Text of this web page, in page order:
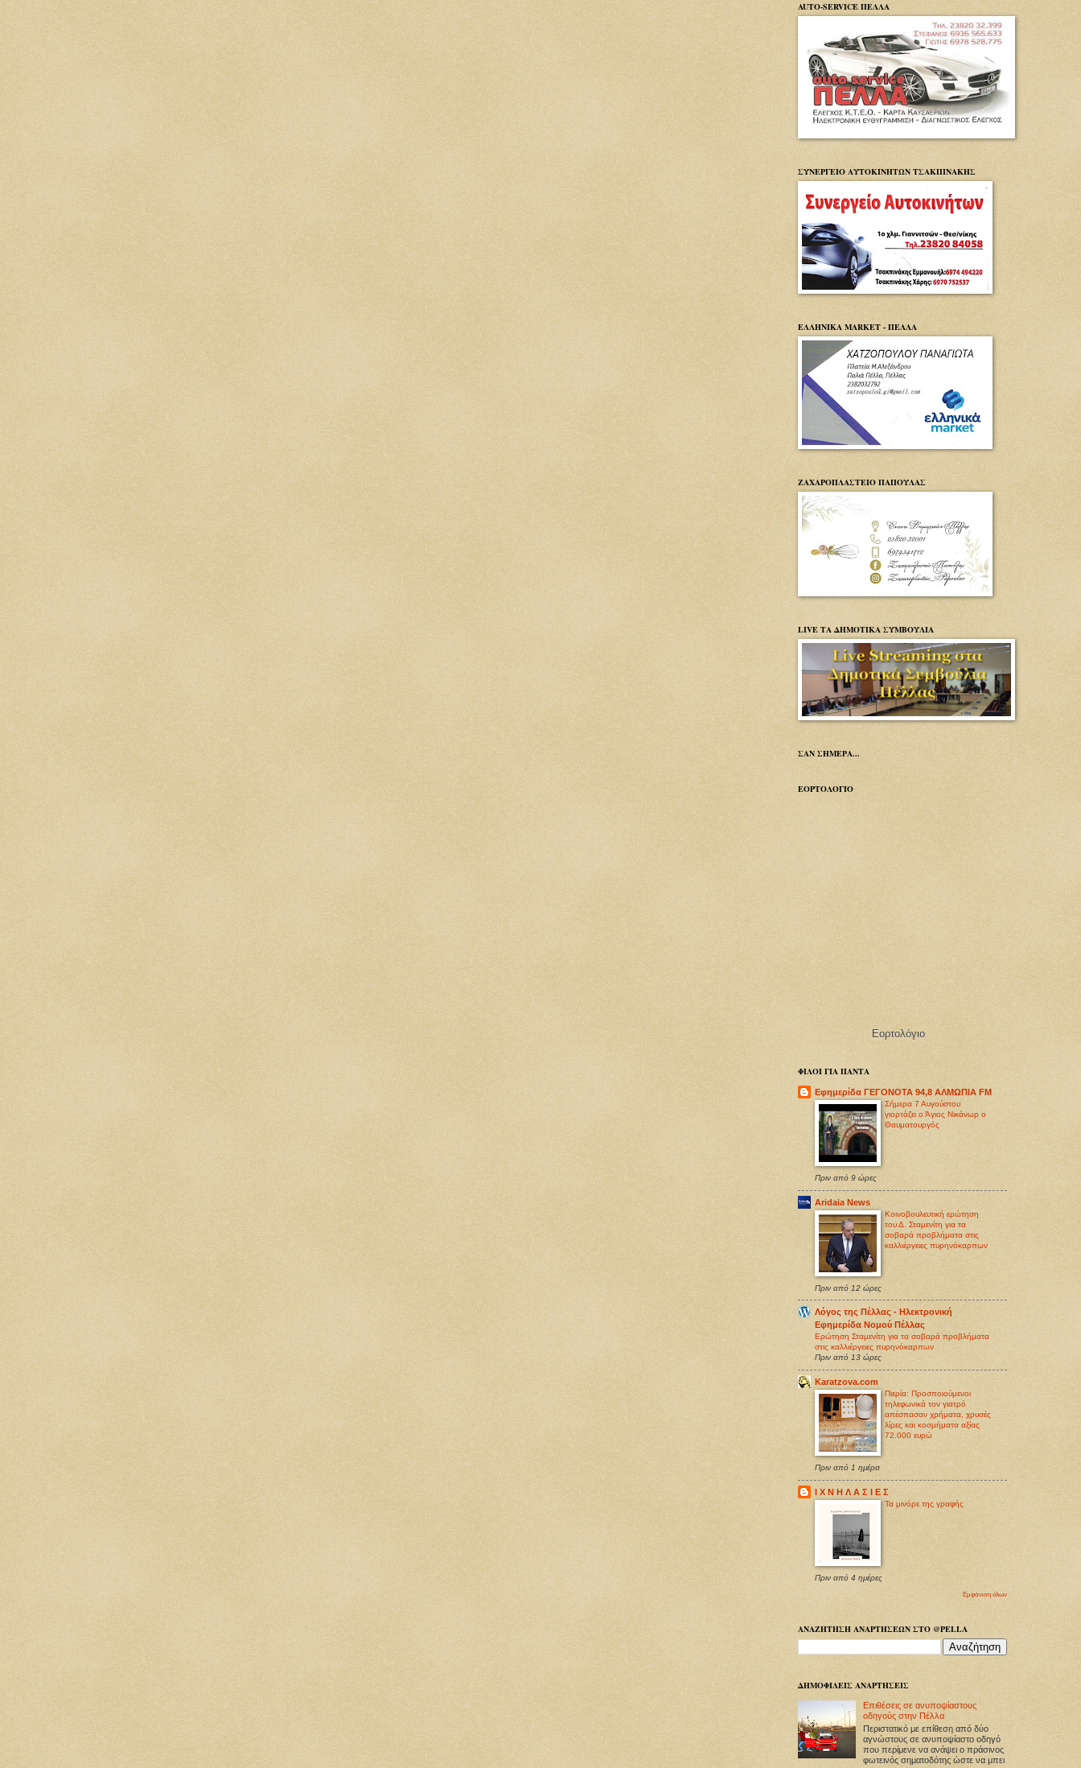
AUTO-SERVICE ΠΕΛΛΑ
ΣΥΝΕΡΓΕΙΟ ΑΥΤΟΚΙΝΗΤΩΝ ΤΣΑΚΠΙΝΑΚΗΣ
ΕΛΛΗΝΙΚΑ MARKET - ΠΕΛΛΑ
ΖΑΧΑΡΟΠΛΑΣΤΕΙΟ ΠΑΠΟΥΛΑΣ
LIVE ΤΑ ΔΗΜΟΤΙΚΑ ΣΥΜΒΟΥΛΙΑ
ΣΑΝ ΣΗΜΕΡΑ...
ΕΟΡΤΟΛΟΓΙΟ
Εορτολόγιο
ΦΙΛΟΙ ΓΙΑ ΠΑΝΤΑ
Εφημερίδα ΓΕΓΟΝΟΤΑ 94,8 ΑΛΜΩΠΙΑ FM
Σήμερα 7 Αυγούστου
γιορτάζει ο Άγιος Νικάνωρ ο
Θαυματουργός
Πριν από 9 ώρες
Aridaia News
Κοινοβουλευτική ερώτηση
του Δ. Σταμενίτη για τα
σοβαρά προβλήματα στις
καλλιέργειες πυρηνόκαρπων
Πριν από 12 ώρες
Λόγος της Πέλλας - Ηλεκτρονική
Εφημερίδα Νομού Πέλλας
Ερώτηση Σταμενίτη για τα σοβαρά προβλήματα
στις καλλιέργειες πυρηνόκαρπων
Πριν από 13 ώρες
Karatzova.com
Πιερία: Προσποιούμενοι
τηλεφωνικά τον γιατρό
απέσπασαν χρήματα, χρυσές
λίρες και κοσμήματα αξίας
72.000 ευρώ
Πριν από 1 ημέρα
Ι Χ Ν Η Λ Α Σ Ι Ε Σ
Τα μινόρε της γραφής
Πριν από 4 ημέρες
Εμφάνιση όλων
ΑΝΑΖΗΤΗΣΗ ΑΝΑΡΤΗΣΕΩΝ ΣΤΟ @PELLA
ΔΗΜΟΦΙΛΕΙΣ ΑΝΑΡΤΗΣΕΙΣ
Επιθέσεις σε ανυποψίαστους
οδηγούς στην Πέλλα
Περιστατικό με επίθεση από δύο
αγνώστους σε ανυποψίαστο οδηγό
που περίμενε να ανάψει ο πράσινος
φωτεινός σηματοδότης ώστε να μπει